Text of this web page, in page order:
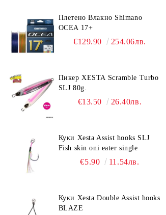
Плетено Влакно Shimano
OCEA 17+
€129.90 254.06лв.
Пикер XESTA Scramble Turbo
SLJ 80g.
€13.50 26.40лв.
Куки Xesta Assist hooks SLJ
Fish skin oni eater single
€5.90 11.54лв.
Куки Xesta Double Assist hooks
BLAZE